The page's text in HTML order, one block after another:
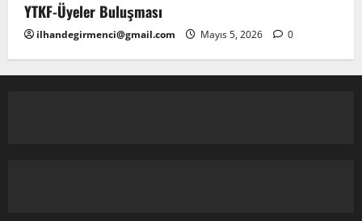
YTKF-Üyeler Buluşması
ilhandegirmenci@gmail.com Mayıs 5, 2026 0